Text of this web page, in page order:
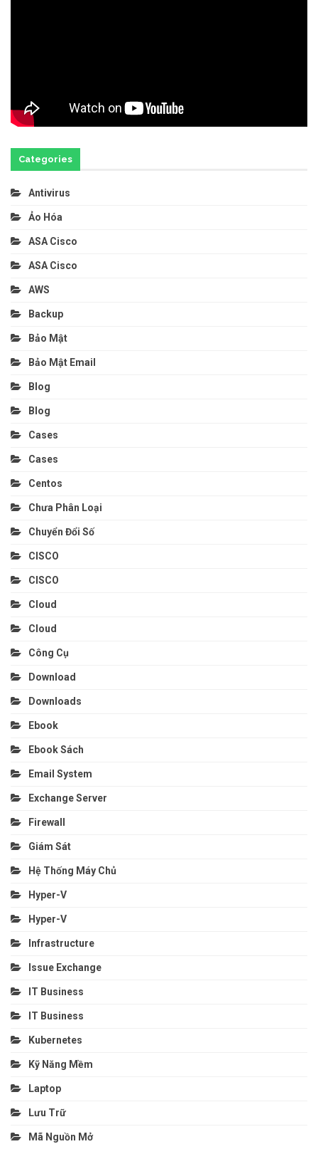
Categories
Antivirus
Ảo Hóa
ASA Cisco
ASA Cisco
AWS
Backup
Bảo Mật
Bảo Mật Email
Blog
Blog
Cases
Cases
Centos
Chưa Phân Loại
Chuyển Đổi Số
CISCO
CISCO
Cloud
Cloud
Công Cụ
Download
Downloads
Ebook
Ebook Sách
Email System
Exchange Server
Firewall
Giám Sát
Hệ Thống Máy Chủ
Hyper-V
Hyper-V
Infrastructure
Issue Exchange
IT Business
IT Business
Kubernetes
Kỹ Năng Mềm
Laptop
Lưu Trữ
Mã Nguồn Mở